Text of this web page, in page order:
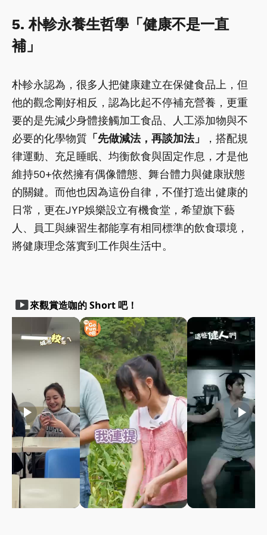
5. 朴軫永養生哲學「健康不是一直
補」
朴軫永認為，很多人把健康建立在保健食品上，但
他的觀念剛好相反，認為比起不停補充營養，更重
要的是先減少身體接觸加工食品、人工添加物與不
必要的化學物質 「先做減法，再談加法」
，搭配規
律運動、充足睡眠、均衡飲食與固定作息，才是他
維持50+依然擁有偶像體態、舞台體力與健康狀態
的關鍵。而他也因為這份自律，不僅打造出健康的
日常，更在JYP娛樂設立有機食堂，希望旗下藝
人、員工與練習生都能享有相同標準的飲食環境，
將健康理念落實到工作與生活中。
smart_display來觀賞造咖的 Short 吧！
play_arrow play_arrow play_arrow